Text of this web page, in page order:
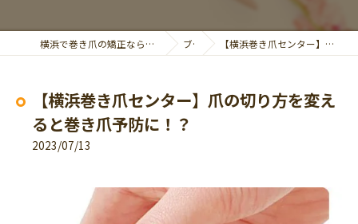
横浜で巻き爪の矯正なら巻き爪矯正専門院 横浜巻き爪センター ブログ 【横浜巻き爪センター】爪の切り方を変えると巻き爪予防に！？
【横浜巻き爪センター】爪の切り方を変え
ると巻き爪予防に！？
2023/07/13